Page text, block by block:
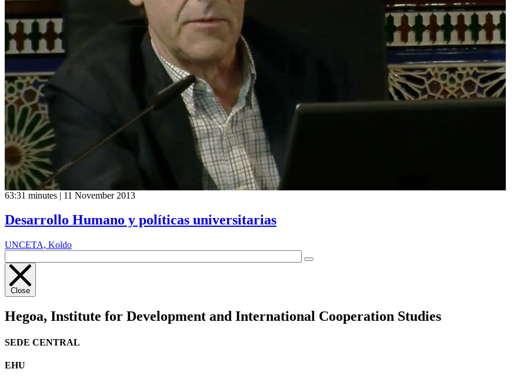
63:31 minutes | 11 November 2013
Desarrollo Humano y políticas universitarias
UNCETA, Koldo
Close
Hegoa, Institute for Development and International Cooperation Studies
SEDE CENTRAL
EHU